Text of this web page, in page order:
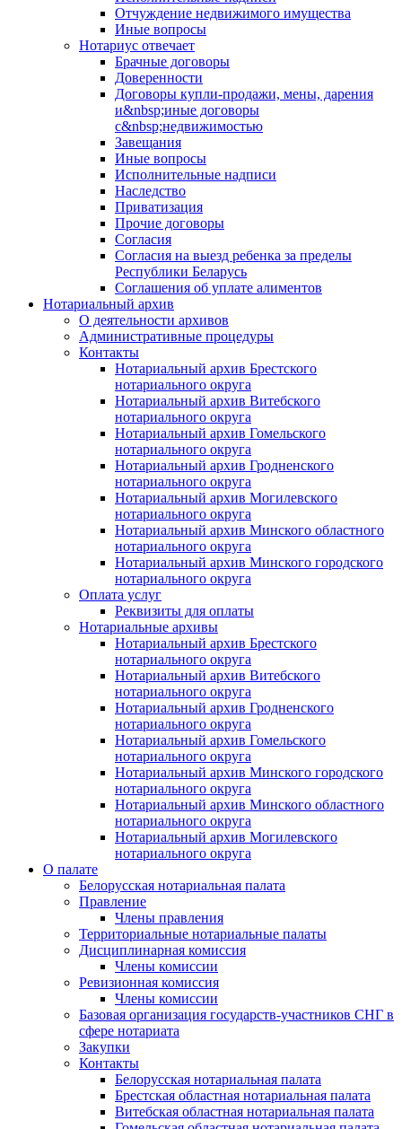
Отчуждение недвижимого имущества
Иные вопросы
Нотариус отвечает
Брачные договоры
Доверенности
Договоры купли-продажи, мены, дарения
и&nbsp;иные договоры
с&nbsp;недвижимостью
Завещания
Иные вопросы
Исполнительные надписи
Наследство
Приватизация
Прочие договоры
Согласия
Согласия на выезд ребенка за пределы
Республики Беларусь
Соглашения об уплате алиментов
Нотариальный архив
О деятельности архивов
Административные процедуры
Контакты
Нотариальный архив Брестского
нотариального округа
Нотариальный архив Витебского
нотариального округа
Нотариальный архив Гомельского
нотариального округа
Нотариальный архив Гродненского
нотариального округа
Нотариальный архив Могилевского
нотариального округа
Нотариальный архив Минского областного
нотариального округа
Нотариальный архив Минского городского
нотариального округа
Оплата услуг
Реквизиты для оплаты
Нотариальные архивы
Нотариальный архив Брестского
нотариального округа
Нотариальный архив Витебского
нотариального округа
Нотариальный архив Гродненского
нотариального округа
Нотариальный архив Гомельского
нотариального округа
Нотариальный архив Минского городского
нотариального округа
Нотариальный архив Минского областного
нотариального округа
Нотариальный архив Могилевского
нотариального округа
О палате
Белорусская нотариальная палата
Правление
Члены правления
Территориальные нотариальные палаты
Дисциплинарная комиссия
Члены комиссии
Ревизионная комиссия
Члены комиссии
Базовая организация государств-участников СНГ в
сфере нотариата
Закупки
Контакты
Белорусская нотариальная палата
Брестская областная нотариальная палата
Витебская областная нотариальная палата